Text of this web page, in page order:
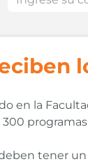
en la
tener